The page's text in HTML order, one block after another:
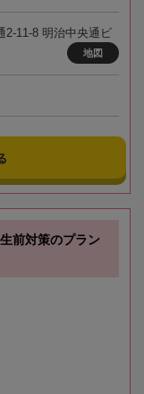
2-11-8 明治中央通ビ
地図
前対策のプラン